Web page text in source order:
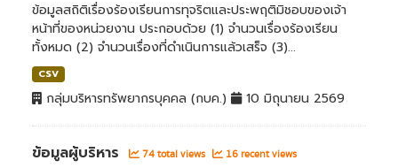
ข้อมูลสถิติเรื่องร้องเรียนการทุจริตและประพฤติมิชอบของเจ้า
หน้าที่ของหน่วยงาน ประกอบด้วย (1) จำนวนเรื่องร้องเรียน
ทั้งหมด (2) จำนวนเรื่องที่ดำเนินการแล้วเสร็จ (3)...
CSV
กลุ่มบริหารทรัพยากรบุคคล (กบค.) 10 มิถุนายน 2569
ข้อมูลผู้บริหาร 74 total views 16 recent views